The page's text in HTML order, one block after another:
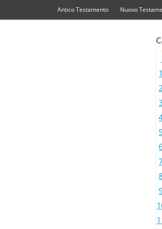
Antico Testamento Nuovo